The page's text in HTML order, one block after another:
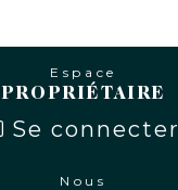
Espace
PROPRIÉTAIRE
Se connecter
Nous